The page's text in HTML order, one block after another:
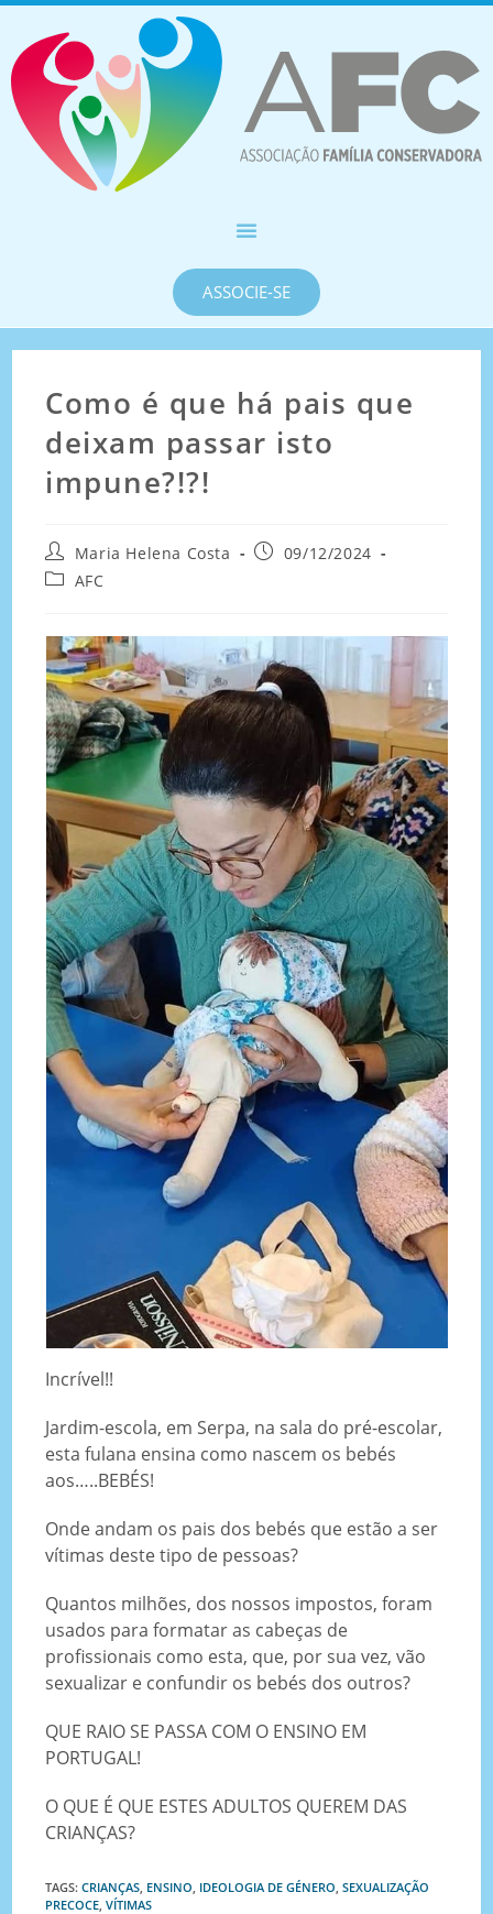
ASSOCIE-SE
Como é que há pais que
deixam passar isto
impune?!?!
Maria Helena Costa
09/12/2024
AFC
Incrível!!
Jardim-escola, em Serpa, na sala do pré-escolar,
esta fulana ensina como nascem os bebés
aos…..BEBÉS!
Onde andam os pais dos bebés que estão a ser
vítimas deste tipo de pessoas?
Quantos milhões, dos nossos impostos, foram
usados para formatar as cabeças de
profissionais como esta, que, por sua vez, vão
sexualizar e confundir os bebés dos outros?
QUE RAIO SE PASSA COM O ENSINO EM
PORTUGAL!
O QUE É QUE ESTES ADULTOS QUEREM DAS
CRIANÇAS?
TAGS:CRIANÇAS ENSINO IDEOLOGIA DE GÉNERO SEXUALIZAÇÃO
PRECOCE VÍTIMAS